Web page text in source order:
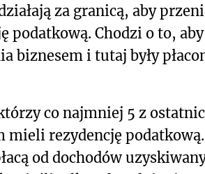
za granicą, aby
podatkową. Chodzi o to, aby
biznesem i tutaj były
co najmniej 5 z
rezydencję podatkową.
od dochodów